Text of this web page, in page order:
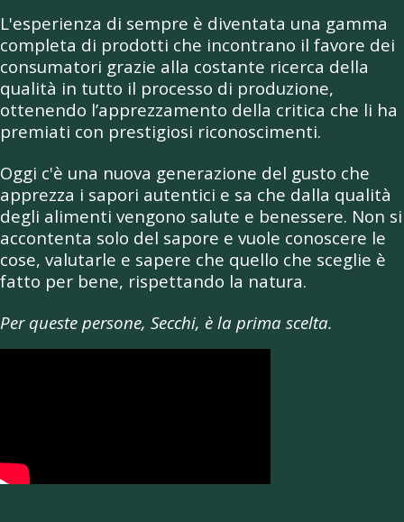
L'esperienza di sempre è diventata una gamma
completa di prodotti che incontrano il favore dei
consumatori grazie alla costante ricerca della
qualità in tutto il processo di produzione,
ottenendo l’apprezzamento della critica che li ha
premiati con prestigiosi riconoscimenti.
Oggi c'è una nuova generazione del gusto che
apprezza i sapori autentici e sa che dalla qualità
degli alimenti vengono salute e benessere. Non si
accontenta solo del sapore e vuole conoscere le
cose, valutarle e sapere che quello che sceglie è
fatto per bene, rispettando la natura.
Per queste persone, Secchi, è la prima scelta.